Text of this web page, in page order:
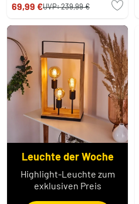
69,99 €UVP:239,99 €
Leuchte der Woche
Highlight-Leuchte zum
exklusiven Preis